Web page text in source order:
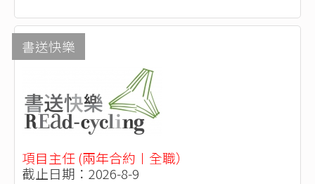
書送快樂
項目主任 (兩年合約〡全職）
截止日期：2026-8-9